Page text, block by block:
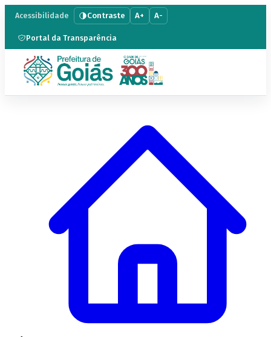
Acessibilidade Contraste A+ A-
Portal da Transparência